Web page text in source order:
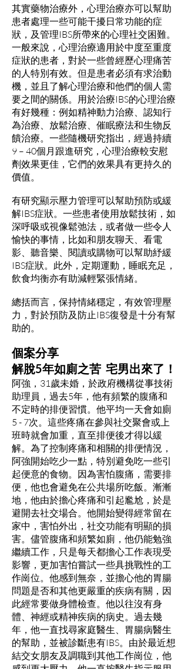
其實藥物治療外，心理治療亦可以幫助
患者處理一些可能干擾日常功能的症
狀，及管理IBS所帶來的心理社交困難。
一般來說，心理治療適用於中度至重度
症狀的患者，對於一些曾經歷心理痛苦
的人特別有效。但是患者必須有求治動
機，並且了解心理治療和他們的個人需
要之間的關係。用於治療IBS的心理治療
有好幾種：例如精神動力治療、認知行
為治療、放鬆治療、催眠療法和生物反
饋治療。一些隨機研究指出，經過持續
9 – 40個月跟進研究，心理治療較安慰
劑效果更佳，它們的效果具有更持久的
價值。
有研究顯示壓力管理可以幫助預防或緩
解IBS症狀。一些患者使用放鬆技術，如
深呼吸或視像鬆弛法，或者做一些令人
愉快的事情，比如和朋友聊天、看電
影、聽音樂、閱讀或購物可以幫助紓緩
IBS症狀。此外，定期運動，睡眠充足，
飲食均衡亦有助減輕緊張情緒。
總括而言，保持情緒穩定，有效管理壓
力，對於預防及防止IBS復發是十分有幫
助的。
個案分享
解脫5年如廁之苦 宅男出來了！
阿強，31歲未婚，於政府機構從事技術
助理員，過去5年，他有頻繁的腹痛和
不定時的排便習慣。他平均一天會如廁
5 - 7次。這些疼痛在參與社交聚會或上
班時就會加重，直至排便後才得以緩
解。為了控制疼痛和相關的排便情況，
阿強開始吃少一點，特別避免吃一些引
起便意的食物。因為害怕腹痛，需要排
便，他也會避免在公共場所吃飯。漸漸
地，他由於擔心疼痛和引起尷尬，於是
避開去社交場合。他開始變得經常留在
家中，害怕外出，社交功能有明顯的損
害。儘管腹痛和頻繁如廁，他仍能勉強
繼續工作，只是每天都擔心工作表現受
影響，更加害怕嘗試一些具挑戰性的工
作崗位。他感到無奈，並擔心他的胃腸
問題是否和其他更嚴重的疾病有關，因
此經常要做身體檢查。他以往沒有身
體、神經或精神疾病的病史。過去幾
年，他一直找尋家庭醫生、胃腸病醫生
的幫助，並被診斷患有IBS。由於最近想
結交女朋友及調職到其他工作崗位，他